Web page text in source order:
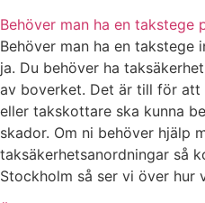
Behöver man ha en takstege
Behöver man ha en takstege
ja. Du behöver ha
av boverket. Det är till för att
eller takskottare ska kunna
skador. Om ni behöver hjälp
taksäkerhetsanordningar så
Stockholm så ser vi över hur